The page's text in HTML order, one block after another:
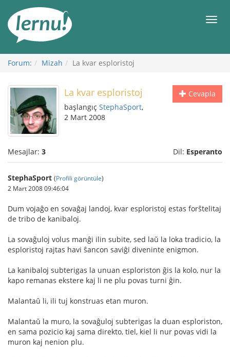
Görüntüleme
Forum: Mizah La kvar esploristoj
Cevapla
La kvar esploristoj
başlangıç StephaSport,
2 Mart 2008
Mesajlar: 3 Dil: Esperanto
StephaSport (Profili görüntüle)
2 Mart 2008 09:46:04
Dum vojaĝo en sovaĝaj landoj, kvar esploristoj estas forŝtelitaj
de tribo de kanibaloj.
La sovaĝuloj volus manĝi ilin subite, sed laŭ la loka tradicio, la
esploristoj rajtas havi ŝancon saviĝi diveninte enigmon.
La kanibaloj subterigas la unuan esploriston ĝis la kolo, nur la
kapo remanas ekstere kaj li ne plu povas turni ĝin.
Malantaŭ li, ili tuj konstruas etan muron.
Malantaŭ la muro, la sovaĝuloj subterigas la duan esploriston,
en sama pozicio kaj sama direkto, tiel, kiel li nur povas vidi la
muron kaj nenion plu.